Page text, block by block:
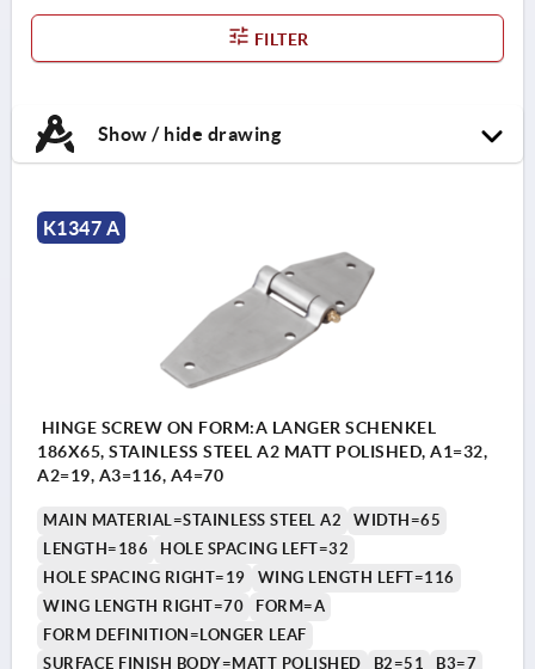
FILTER
Show / hide drawing
K1347 A
HINGE SCREW ON FORM:A LANGER SCHENKEL
186X65, STAINLESS STEEL A2 MATT POLISHED, A1=32,
A2=19, A3=116, A4=70
MAIN MATERIAL=STAINLESS STEEL A2
WIDTH=65
LENGTH=186
HOLE SPACING LEFT=32
HOLE SPACING RIGHT=19
WING LENGTH LEFT=116
WING LENGTH RIGHT=70
FORM=A
FORM DEFINITION=LONGER LEAF
SURFACE FINISH BODY=MATT POLISHED
B2=51 B3=7